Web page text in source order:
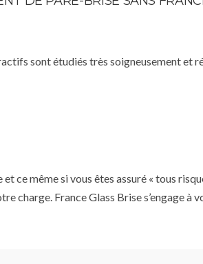
sont étudiés très soigneusement et
ce même si vous êtes assuré « tous
charge. France Glass Brise s’engage à